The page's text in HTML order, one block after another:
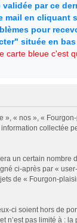
par ce
mail en
pour
située en
bleue c'est
« nos », «
collectée
un certain
ci-après par «
de « Fourgon-
ci soient hors de
pas limité à :